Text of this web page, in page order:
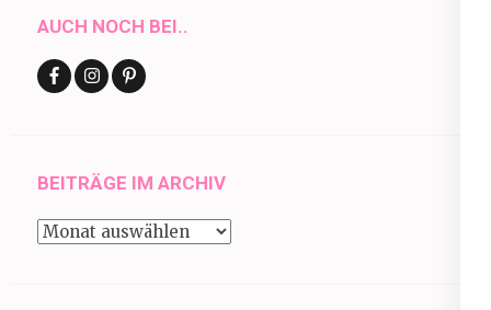
AUCH NOCH BEI..
BEITRÄGE IM ARCHIV
Beiträge